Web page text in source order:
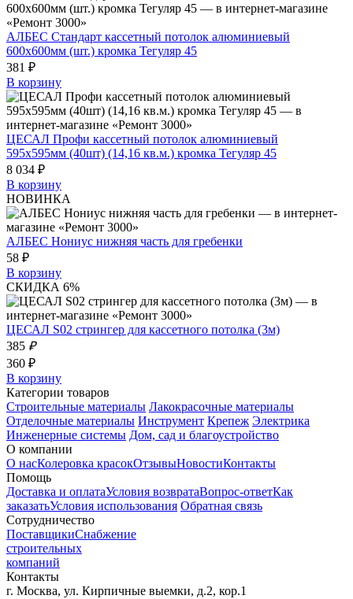
АЛБЕС Стандарт кассетный потолок алюминиевый
600х600мм (шт.) кромка Тегуляр 45
381 ₽
В корзину
ЦЕСАЛ Профи кассетный потолок алюминиевый
595х595мм (40шт) (14,16 кв.м.) кромка Тегуляр 45
8 034 ₽
В корзину
НОВИНКА
АЛБЕС Нониус нижняя часть для гребенки
58 ₽
В корзину
СКИДКА 6%
ЦЕСАЛ S02 стрингер для кассетного потолка (3м)
385 ₽
360 ₽
В корзину
Категории товаров
Строительные материалы Лакокрасочные материалы
Отделочные материалы Инструмент Крепеж Электрика
Инженерные системы Дом, сад и благоустройство
О компании
О насКолеровка красокОтзывыНовостиКонтакты
Помощь
Доставка и оплатаУсловия возвратаВопрос-ответКак
заказатьУсловия использования Обратная связь
Сотрудничество
ПоставщикиСнабжение
строительных
компаний
Контакты
г. Москва, ул. Кирпичные выемки, д.2, кор.1